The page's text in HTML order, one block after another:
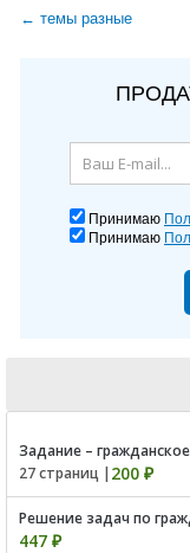
← темы разные
Принимаю
Принимаю
Задание –
27 страниц | 200 ₽
Решение задач по
447 ₽